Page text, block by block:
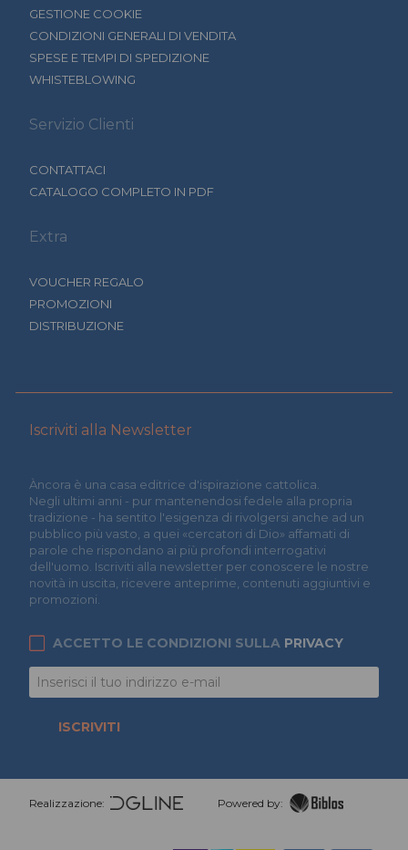
GESTIONE COOKIE
CONDIZIONI GENERALI DI VENDITA
SPESE E TEMPI DI SPEDIZIONE
WHISTEBLOWING
Servizio Clienti
CONTATTACI
CATALOGO COMPLETO IN PDF
Extra
VOUCHER REGALO
PROMOZIONI
DISTRIBUZIONE
Iscriviti alla Newsletter
Àncora è una casa editrice d'ispirazione cattolica.
Negli ultimi anni - pur mantenendosi fedele alla propria
tradizione - ha sentito l'esigenza di rivolgersi anche ad un
pubblico più vasto, a quei «cercatori di Dio» affamati di
parole che rispondano ai più profondi interrogativi
dell'uomo. Iscriviti alla newsletter per conoscere le nostre
novità in uscita, ricevere anteprime, contenuti aggiuntivi e
promozioni.
ACCETTO LE CONDIZIONI SULLA PRIVACY
ISCRIVITI
Realizzazione: Powered by: